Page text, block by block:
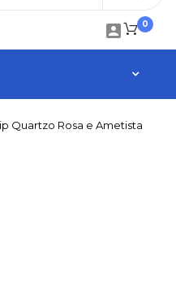
0

Quartzo Rosa e Ametista